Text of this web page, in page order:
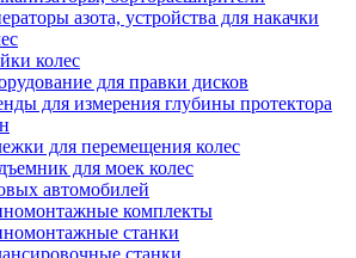
азота, устройства для накачки
колес
для правки дисков
для измерения глубины протектора
для перемещения колес
для моек колеc
автомобилей
комплекты
станки
станки